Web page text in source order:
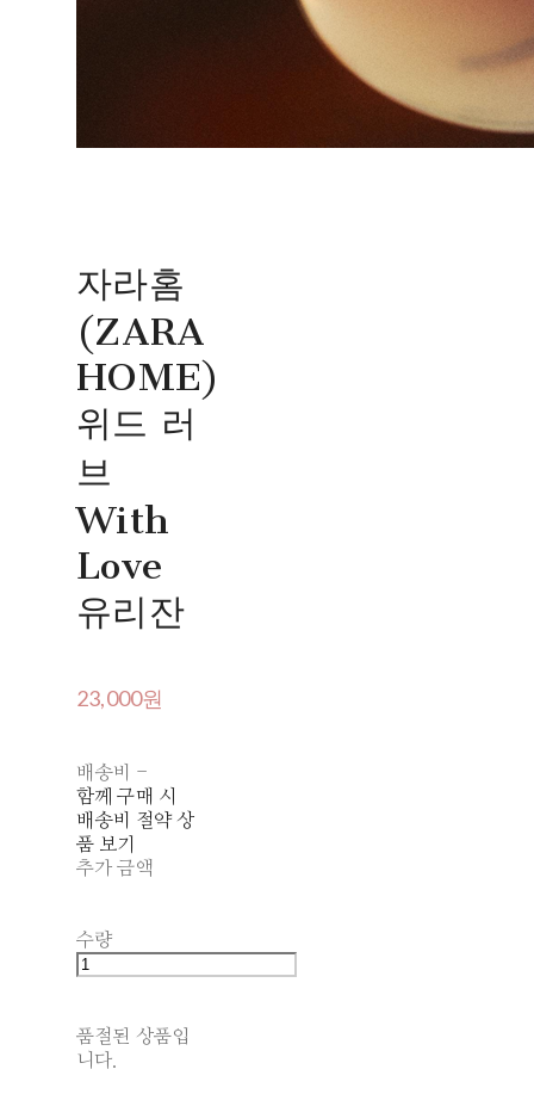
자라홈
(ZARA
HOME)
위드 러
브
With
Love
유리잔
23,000원
배송비 -
함께 구매 시
배송비 절약 상
품 보기
추가 금액
수량
품절된 상품입
니다.